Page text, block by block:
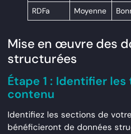
RDFa Moyenne
Mise en œuvre des
structurées
Étape 1 : Identifier
contenu
Identifiez les sections de
bénéficieront de données